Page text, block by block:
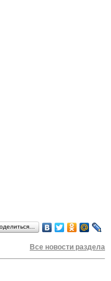
Все новости раздела